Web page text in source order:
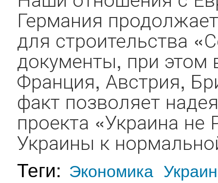
Германия
для строительства
документы, при этом
Франция, Австрия,
факт позволяет
проекта «Украина
Украины к
Теги: Экономика